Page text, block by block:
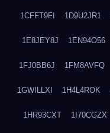
1CFFT9FI 1D9U2JR1
1E8JEY8J 1EN94O56
1FJ0BB6J 1FM8AVFQ
1GWILLXI 1H4L4ROK
1HR93CXT 1I70CGZX